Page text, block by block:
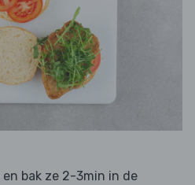
en bak ze 2-3min in de